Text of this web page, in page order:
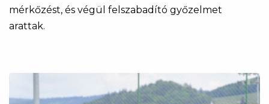
mérkőzést, és végül felszabadító győzelmet
arattak.